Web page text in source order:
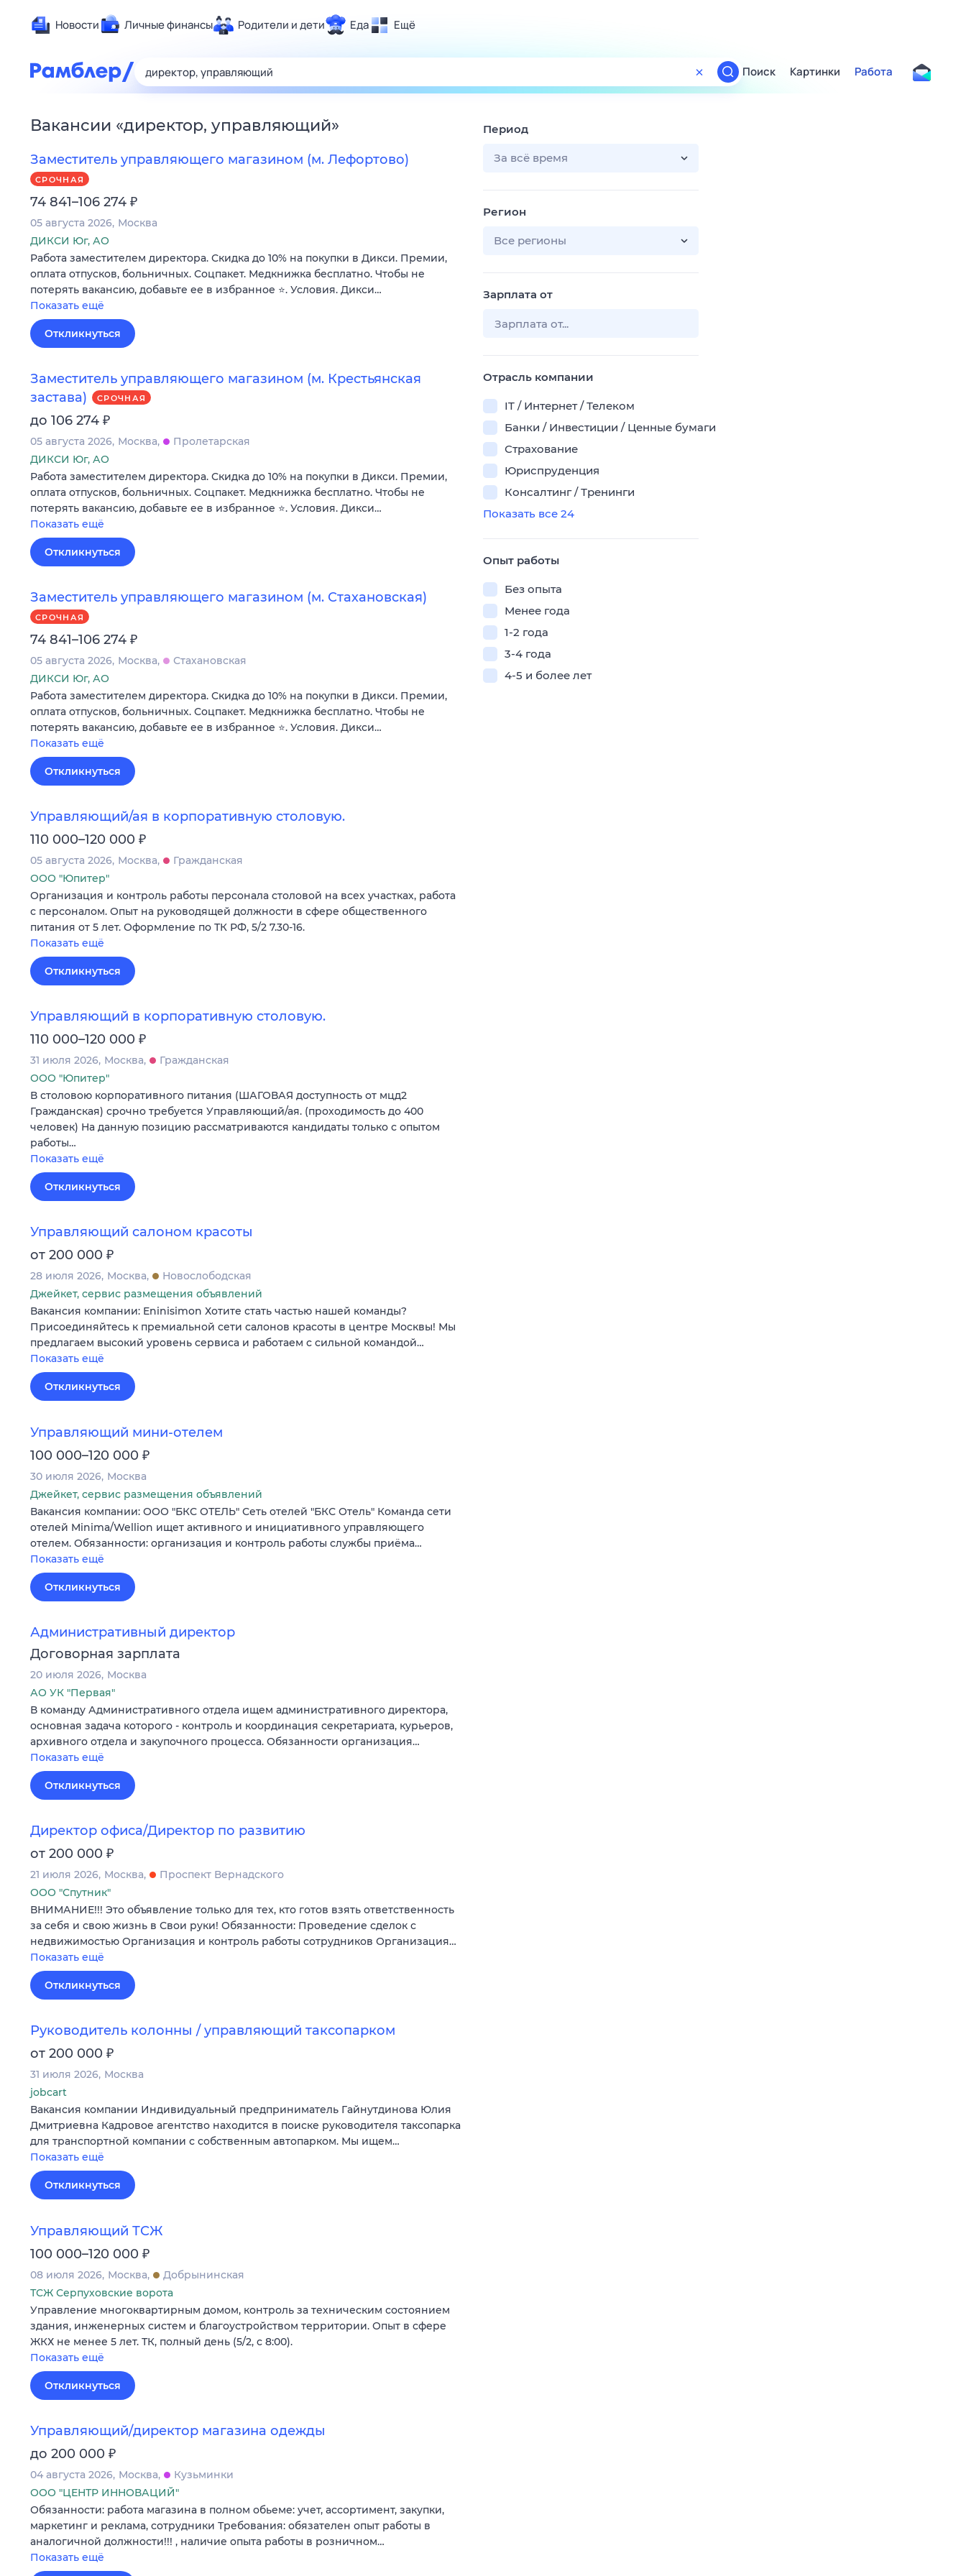
Новости Личные финансы Родители и дети Еда Ещё
Здоровье
Развлечения и отдых
Спорт
Карьера
Гороскопы
Поиск
ТВ-программа
Поиск Картинки Работа
Вакансии «директор, управляющий»
Заместитель управляющего магазином (м. Лефортово)
СРОЧНАЯ
74 841–106 274 ₽
05 августа 2026 Москва
ДИКСИ Юг, АО
Работа заместителем директора. Скидка до 10% на покупки в Дикси. Премии,
оплата отпусков, больничных. Соцпакет. Медкнижка бесплатно. Чтобы не
потерять вакансию, добавьте ее в избранное ⭐. Условия. Дикси…
Показать ещё
Откликнуться
Заместитель управляющего магазином (м. Крестьянская
застава)
СРОЧНАЯ
до 106 274 ₽
05 августа 2026 Москва
Пролетарская
ДИКСИ Юг, АО
Работа заместителем директора. Скидка до 10% на покупки в Дикси. Премии,
оплата отпусков, больничных. Соцпакет. Медкнижка бесплатно. Чтобы не
потерять вакансию, добавьте ее в избранное ⭐. Условия. Дикси…
Показать ещё
Откликнуться
Заместитель управляющего магазином (м. Стахановская)
СРОЧНАЯ
74 841–106 274 ₽
05 августа 2026 Москва
Стахановская
ДИКСИ Юг, АО
Работа заместителем директора. Скидка до 10% на покупки в Дикси. Премии,
оплата отпусков, больничных. Соцпакет. Медкнижка бесплатно. Чтобы не
потерять вакансию, добавьте ее в избранное ⭐. Условия. Дикси…
Показать ещё
Откликнуться
Управляющий/ая в корпоративную столовую.
110 000–120 000 ₽
05 августа 2026 Москва
Гражданская
ООО "Юпитер"
Организация и контроль работы персонала столовой на всех участках, работа
с персоналом. Опыт на руководящей должности в сфере общественного
питания от 5 лет. Оформление по ТК РФ, 5/2 7.30-16.
Показать ещё
Откликнуться
Управляющий в корпоративную столовую.
110 000–120 000 ₽
31 июля 2026 Москва
Гражданская
ООО "Юпитер"
В столовою корпоративного питания (ШАГОВАЯ доступность от мцд2
Гражданская) срочно требуется Управляющий/ая. (проходимость до 400
человек) На данную позицию рассматриваются кандидаты только с опытом
работы…
Показать ещё
Откликнуться
Управляющий салоном красоты
от 200 000 ₽
28 июля 2026 Москва
Новослободская
Джейкет, сервис размещения объявлений
Вакансия компании: Eninisimon Хотите стать частью нашей команды?
Присоединяйтесь к премиальной сети салонов красоты в центре Москвы! Мы
предлагаем высокий уровень сервиса и работаем с сильной командой…
Показать ещё
Откликнуться
Управляющий мини-отелем
100 000–120 000 ₽
30 июля 2026 Москва
Джейкет, сервис размещения объявлений
Вакансия компании: ООО "БКС ОТЕЛЬ" Сеть отелей "БКС Отель" Команда сети
отелей Minima/Wellion ищет активного и инициативного управляющего
отелем. Обязанности: организация и контроль работы службы приёма…
Показать ещё
Откликнуться
Административный директор
Договорная зарплата
20 июля 2026 Москва
АО УК "Первая"
В команду Административного отдела ищем административного директора,
основная задача которого - контроль и координация секретариата, курьеров,
архивного отдела и закупочного процесса. Обязанности организация…
Показать ещё
Откликнуться
Директор офиса/Директор по развитию
от 200 000 ₽
21 июля 2026 Москва
Проспект Вернадского
ООО "Спутник"
ВНИМАНИЕ!!! Это объявление только для тех, кто готов взять ответственность
за себя и свою жизнь в Свои руки! Обязанности: Проведение сделок с
недвижимостью Организация и контроль работы сотрудников Организация…
Показать ещё
Откликнуться
Руководитель колонны / управляющий таксопарком
от 200 000 ₽
31 июля 2026 Москва
jobcart
Вакансия компании Индивидуальный предприниматель Гайнутдинова Юлия
Дмитриевна Кадровое агентство находится в поиске руководителя таксопарка
для транспортной компании с собственным автопарком. Мы ищем…
Показать ещё
Откликнуться
Управляющий ТСЖ
100 000–120 000 ₽
08 июля 2026 Москва
Добрынинская
ТСЖ Серпуховские ворота
Управление многоквартирным домом, контроль за техническим состоянием
здания, инженерных систем и благоустройством территории. Опыт в сфере
ЖКХ не менее 5 лет. ТК, полный день (5/2, с 8:00).
Показать ещё
Откликнуться
Управляющий/директор магазина одежды
до 200 000 ₽
04 августа 2026 Москва
Кузьминки
ООО "ЦЕНТР ИННОВАЦИЙ"
Обязанности: работа магазина в полном обьеме: учет, ассортимент, закупки,
маркетинг и реклама, сотрудники Требования: обязателен опыт работы в
аналогичной должности!!! , наличие опыта работы в розничном…
Показать ещё
Период
За всё время
Регион
Все регионы
Зарплата от
Отрасль компании
IT / Интернет / Телеком
Банки / Инвестиции / Ценные бумаги
Страхование
Юриспруденция
Консалтинг / Тренинги
Показать все 24
Опыт работы
Без опыта
Менее года
1-2 года
3-4 года
4-5 и более лет